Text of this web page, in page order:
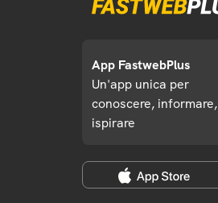
App FastwebPlus
Un'app unica per
conoscere, informare,
ispirare